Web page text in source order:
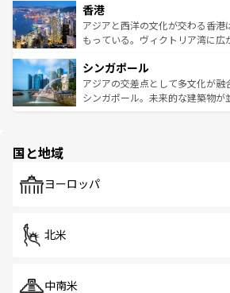
とつ。フォーやバインミー、ベト
ひ現地で味わいたい。どの地域を
が旅行者を迎えてくれるので、き
参照してほしい。
の活気が交差している。北部では
帯で自然と触れ合い、南部ではプ
いビーチでリゾート気分を楽しむ
激する。気候は一年中温暖で、ど
が待っている。親しみやすいタイ
た文化、そして多様な観光資源が
香港
アジアと西洋の文化が交わる香港
もっている。ヴィクトリア湾に広
み、どこを訪れても感動するはず
ており、効率よく見どころを回れ
うな絶景から文化的な体験まで、
シンガポール
アジアの交差点として多文化が融
シンガポール。未来的な建築物が
で、ホーカーズは地元の風情を楽
国と地域
ヨーロッパ
北米
中南米